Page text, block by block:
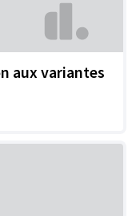
aux variantes